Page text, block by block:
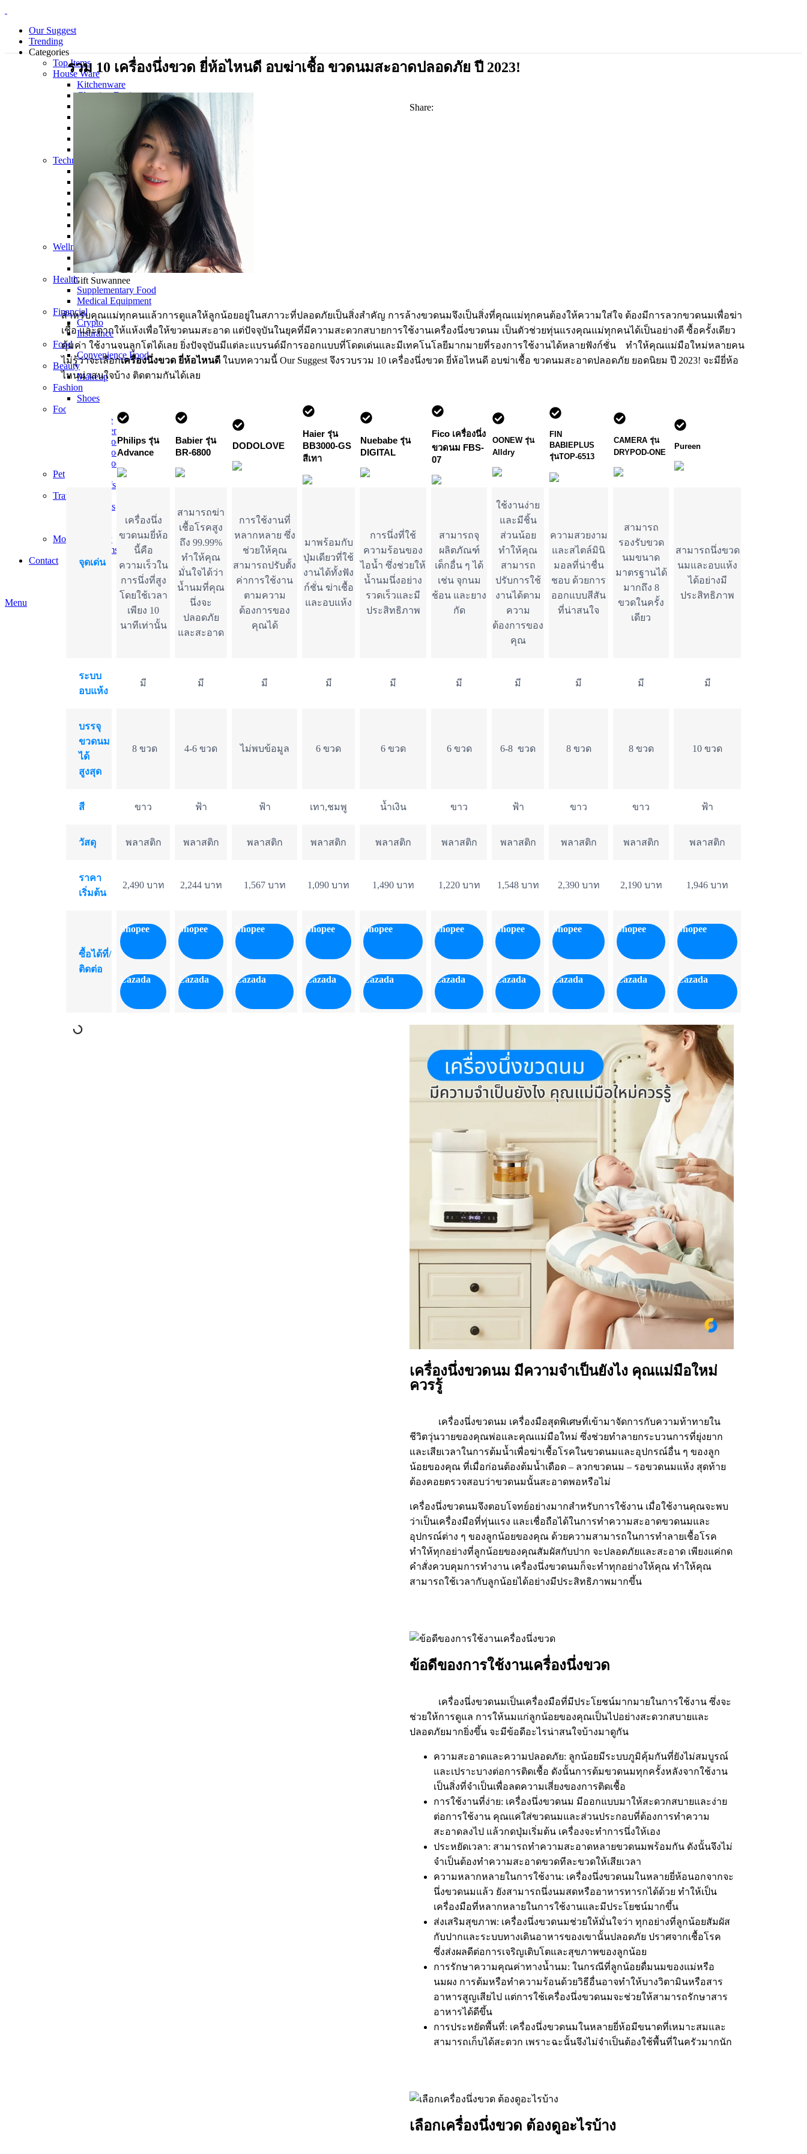
Our Suggest
Trending
Categories
Top Items
House Ware
Kitchenware
Cleaning Equipment
Electrical Appliance
Personal Care Products
Technology
Gadget
Notebook
Mouse
Keyboard
Smart Home
Smart Phone
Office Supplies
Wellness and Aesthetics
Clinic
Hospital
Health
Supplementary Food
Medical Equipment
Financial
Crypto
Insurance
Food
Convenience Food
Beauty
Makeup
Fashion
Shoes
Food
Beverage
Convenience Food
Dried Food
Frozen Food
Street Food
Pet
Feedstuffs
Travel
Hot Deals
Mom and Baby
baby-items
Contact
Menu
รวม 10 เครื่องนึ่งขวด ยี่ห้อไหนดี อบฆ่าเชื้อ ขวดนมสะอาดปลอดภัย ปี 2023!
Gift Suwannee
Share:
สำหรับคุณแม่ทุกคนแล้วการดูแลให้ลูกน้อยอยู่ในสภาวะที่ปลอดภัยเป็นสิ่งสำคัญ การล้างขวดนมจึงเป็นสิ่งที่คุณแม่ทุกคนต้องให้ความใส่ใจ ต้องมีการลวกขวดนมเพื่อฆ่า
เชื้อ และตากให้แห้งเพื่อให้ขวดนมสะอาด แต่ปัจจุบันในยุคที่มีความสะดวกสบายการใช้งานเครื่องนึ่งขวดนม เป็นตัวช่วยทุ่นแรงคุณแม่ทุกคนได้เป็นอย่างดี ซื้อครั้งเดียว
คุ้มค่า ใช้งานจนลูกโตได้เลย ยิ่งปัจจุบันมีแต่ละแบรนด์มีการออกแบบที่โดดเด่นและมีเทคโนโลยีมากมายที่รองการใช้งานได้หลายฟังก์ชั่น ทำให้คุณแม่มือใหม่หลายคน
ไม่รู้ว่าจะเลือกเครื่องนึ่งขวด ยี่ห้อไหนดี ในบทความนี้ Our Suggest จึงรวบรวม 10 เครื่องนึ่งขวด ยี่ห้อไหนดี อบฆ่าเชื้อ ขวดนมสะอาดปลอดภัย ยอดนิยม ปี 2023! จะมียี่ห้อ
ไหนน่าสนใจบ้าง ติดตามกันได้เลย
Philips รุ่น
Advance
Babier รุ่น
BR-6800
DODOLOVE
Haier รุ่น
BB3000-GS
สีเทา
Nuebabe รุ่น
DIGITAL
Fico เครื่องนึ่ง
ขวดนม FBS-
07
OONEW รุ่น
Alldry
FIN
BABIEPLUS
รุ่นTOP-6513
CAMERA รุ่น
DRYPOD-ONE
Pureen
จุดเด่น
เครื่องนึ่ง
ขวดนมยี่ห้อ
นี้คือ
ความเร็วใน
การนึ่งที่สูง
โดยใช้เวลา
เพียง 10
นาทีเท่านั้น
สามารถฆ่า
เชื้อโรคสูง
ถึง 99.99%
ทำให้คุณ
มั่นใจได้ว่า
น้ำนมที่คุณ
นึ่งจะ
ปลอดภัย
และสะอาด
การใช้งานที่
หลากหลาย ซึ่ง
ช่วยให้คุณ
สามารถปรับตั้ง
ค่าการใช้งาน
ตามความ
ต้องการของ
คุณได้
มาพร้อมกับ
ปุ่มเดียวที่ใช้
งานได้ทั้งฟัง
ก์ชั่น ฆ่าเชื้อ
และอบแห้ง
การนึ่งที่ใช้
ความร้อนของ
ไอน้ำ ซึ่งช่วยให้
น้ำนมนึ่งอย่าง
รวดเร็วและมี
ประสิทธิภาพ
สามารถจุ
ผลิตภัณฑ์
เด็กอื่น ๆ ได้
เช่น จุกนม
ช้อน และยาง
กัด
ใช้งานง่าย
และมีชิ้น
ส่วนน้อย
ทำให้คุณ
สามารถ
ปรับการใช้
งานได้ตาม
ความ
ต้องการของ
คุณ
ความสวยงาม
และสไตล์มินิ
มอลที่น่าชื่น
ชอบ ด้วยการ
ออกแบบสีสัน
ที่น่าสนใจ
สามารถ
รองรับขวด
นมขนาด
มาตรฐานได้
มากถึง 8
ขวดในครั้ง
เดียว
สามารถนึ่งขวด
นมและอบแห้ง
ได้อย่างมี
ประสิทธิภาพ
ระบบ
อบแห้ง
มี มี มี มี มี มี มี มี มี มี
บรรจุ
ขวดนม
ได้
สูงสุด
8 ขวด 4-6 ขวด ไม่พบข้อมูล 6 ขวด 6 ขวด 6 ขวด 6-8 ขวด 8 ขวด 8 ขวด 10 ขวด
สี ขาว ฟ้า ฟ้า เทา,ชมพู น้ำเงิน ขาว ฟ้า ขาว ขาว ฟ้า
วัสดุ พลาสติก พลาสติก พลาสติก พลาสติก พลาสติก พลาสติก พลาสติก พลาสติก พลาสติก พลาสติก
ราคา
เริ่มต้น
2,490 บาท 2,244 บาท 1,567 บาท 1,090 บาท 1,490 บาท 1,220 บาท 1,548 บาท 2,390 บาท 2,190 บาท 1,946 บาท
ซื้อได้ที่/
ติดต่อ
Shopee
Lazada
Shopee
Lazada
Shopee
Lazada
Shopee
Lazada
Shopee
Lazada
Shopee
Lazada
Shopee
Lazada
Shopee
Lazada
Shopee
Lazada
Shopee
Lazada
เครื่องนึ่งขวดนม มีความจำเป็นยังไง คุณแม่มือใหม่
ควรรู้
เครื่องนึ่งขวดนม เครื่องมือสุดพิเศษที่เข้ามาจัดการกับความท้าทายใน
ชีวิตวุ่นวายของคุณพ่อและคุณแม่มือใหม่ ซึ่งช่วยทำลายกระบวนการที่ยุ่งยาก
และเสียเวลาในการต้มน้ำเพื่อฆ่าเชื้อโรคในขวดนมและอุปกรณ์อื่น ๆ ของลูก
น้อยของคุณ ที่เมื่อก่อนต้องต้มน้ำเดือด – ลวกขวดนม – รอขวดนมแห้ง สุดท้าย
ต้องคอยตรวจสอบว่าขวดนมนั้นสะอาดพอหรือไม่
เครื่องนึ่งขวดนมจึงตอบโจทย์อย่างมากสำหรับการใช้งาน เมื่อใช้งานคุณจะพบ
ว่าเป็นเครื่องมือที่ทุ่นแรง และเชื่อถือได้ในการทำความสะอาดขวดนมและ
อุปกรณ์ต่าง ๆ ของลูกน้อยของคุณ ด้วยความสามารถในการทำลายเชื้อโรค
ทำให้ทุกอย่างที่ลูกน้อยของคุณสัมผัสกับปาก จะปลอดภัยและสะอาด เพียงแค่กด
คำสั่งควบคุมการทำงาน เครื่องนึ่งขวดนมก็จะทำทุกอย่างให้คุณ ทำให้คุณ
สามารถใช้เวลากับลูกน้อยได้อย่างมีประสิทธิภาพมากขึ้น
ข้อดีของการใช้งานเครื่องนึ่งขวด
เครื่องนึ่งขวดนมเป็นเครื่องมือที่มีประโยชน์มากมายในการใช้งาน ซึ่งจะ
ช่วยให้การดูแล การให้นมแก่ลูกน้อยของคุณเป็นไปอย่างสะดวกสบายและ
ปลอดภัยมากยิ่งขึ้น จะมีข้อดีอะไรน่าสนใจบ้างมาดูกัน
ความสะอาดและความปลอดภัย: ลูกน้อยมีระบบภูมิคุ้มกันที่ยังไม่สมบูรณ์
และเปราะบางต่อการติดเชื้อ ดังนั้นการต้มขวดนมทุกครั้งหลังจากใช้งาน
เป็นสิ่งที่จำเป็นเพื่อลดความเสี่ยงของการติดเชื้อ
การใช้งานที่ง่าย: เครื่องนึ่งขวดนม มีออกแบบมาให้สะดวกสบายและง่าย
ต่อการใช้งาน คุณแค่ใส่ขวดนมและส่วนประกอบที่ต้องการทำความ
สะอาดลงไป แล้วกดปุ่มเริ่มต้น เครื่องจะทำการนึ่งให้เอง
ประหยัดเวลา: สามารถทำความสะอาดหลายขวดนมพร้อมกัน ดังนั้นจึงไม่
จำเป็นต้องทำความสะอาดขวดทีละขวดให้เสียเวลา
ความหลากหลายในการใช้งาน: เครื่องนึ่งขวดนมในหลายยี่ห้อนอกจากจะ
นึ่งขวดนมแล้ว ยังสามารถนึ่งนมสดหรืออาหารทารกได้ด้วย ทำให้เป็น
เครื่องมือที่หลากหลายในการใช้งานและมีประโยชน์มากขึ้น
ส่งเสริมสุขภาพ: เครื่องนึ่งขวดนมช่วยให้มั่นใจว่า ทุกอย่างที่ลูกน้อยสัมผัส
กับปากและระบบทางเดินอาหารของเขานั้นปลอดภัย ปราศจากเชื้อโรค
ซึ่งส่งผลดีต่อการเจริญเติบโตและสุขภาพของลูกน้อย
การรักษาความคุณค่าทางน้ำนม: ในกรณีที่ลูกน้อยดื่มนมของแม่หรือ
นมผง การต้มหรือทำความร้อนด้วยวิธีอื่นอาจทำให้บางวิตามินหรือสาร
อาหารสูญเสียไป แต่การใช้เครื่องนึ่งขวดนมจะช่วยให้สามารถรักษาสาร
อาหารได้ดีขึ้น
การประหยัดพื้นที่: เครื่องนึ่งขวดนมในหลายยี่ห้อมีขนาดที่เหมาะสมและ
สามารถเก็บได้สะดวก เพราะฉะนั้นจึงไม่จำเป็นต้องใช้พื้นที่ในครัวมากนัก
เลือกเครื่องนึ่งขวด ต้องดูอะไรบ้าง